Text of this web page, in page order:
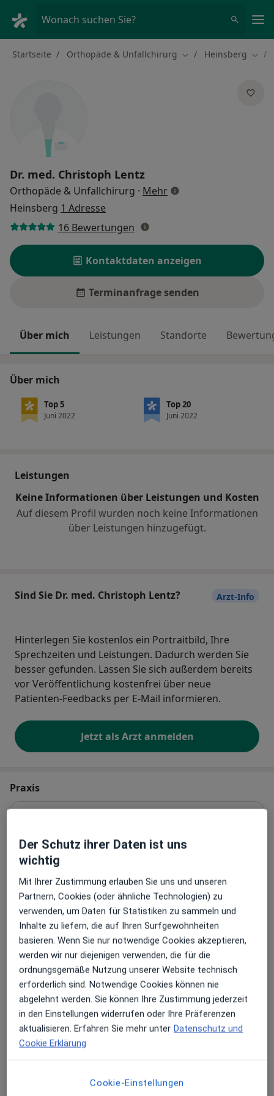
Wonach suchen Sie?
Startseite Orthopäde & Unfallchirurg Stadt ändern
Heinsberg
Dr. med. Christoph Lentz
Orthopäde & Unfallchirurg · Mehrüber Spezialisierungen
Heinsberg 1 Adresse
16 Bewertungen
Kontaktdaten anzeigen
Terminanfrage senden
Über mich Leistungen Standorte
Über mich
Top 5
Juni 2022
Top 20
Juni 2022
Leistungen
Keine Informationen über Leistungen und Kosten
Auf diesem Profil wurden noch keine Informationen
über Leistungen hinzugefügt.
Sind Sie Dr. med. Christoph Lentz? Arzt-Info
Hinterlegen Sie kostenlos ein Portraitbild, Ihre
Sprechzeiten und Leistungen. Dadurch werden Sie
besser gefunden. Lassen Sie sich außerdem bereits
vor Veröffentlichung kostenfrei über neue
Patienten-Feedbacks per E-Mail informieren.
Jetzt als Arzt anmelden
Praxis
Gangolfusstr. 42, 52525Heinsberg
Zu Google Mapsöffnet in einer neuen
Verfügbarkeit
Dr. med. Christoph Lentz bietet an diesem
Standort über Jameda keine Online-
Terminbuchung an
Zahlungsmodalitäten (private Besuche)
Akzeptierte Versicherungen
Details
Der Schutz ihrer Daten ist uns
wichtig
Mit Ihrer Zustimmung erlauben Sie uns und unseren
Partnern, Cookies (oder ähnliche Technologien) zu
verwenden, um Daten für Statistiken zu sammeln und
Inhalte zu liefern, die auf Ihren Surfgewohnheiten
basieren. Wenn Sie nur notwendige Cookies akzeptieren,
werden wir nur diejenigen verwenden, die für die
ordnungsgemäße Nutzung unserer Website technisch
erforderlich sind. Notwendige Cookies können nie
abgelehnt werden. Sie können Ihre Zustimmung jederzeit
in den Einstellungen widerrufen oder Ihre Präferenzen
aktualisieren. Erfahren Sie mehr unter Datenschutz und
Cookie Erklärung
Cookie-Einstellungen